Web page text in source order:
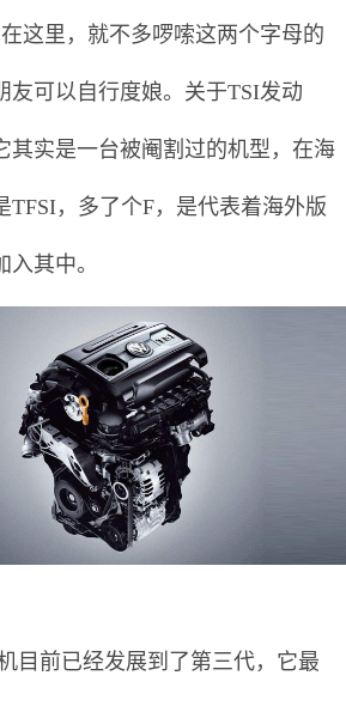
这里，就不多啰嗦这两个字母的
友可以自行度娘。关于TSI发动
其实是一台被阉割过的机型，在海
TFSI，多了个F，是代表着海外版
其中。
目前已经发展到了第三代，它最